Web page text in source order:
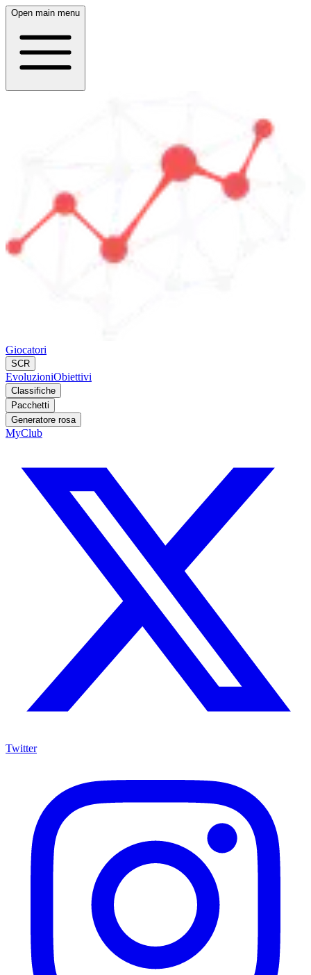
Open main menu
Giocatori
SCR
EvoluzioniObiettivi
Classifiche
Pacchetti
Generatore rosa
MyClub
Twitter